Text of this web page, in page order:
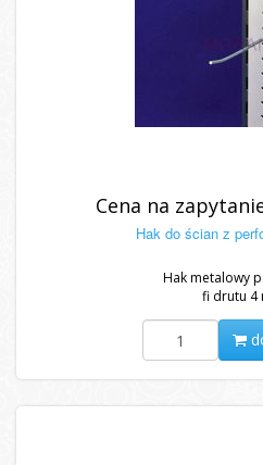
Cena na
Hak do ścian z
Hak metalowy
fi drutu 4